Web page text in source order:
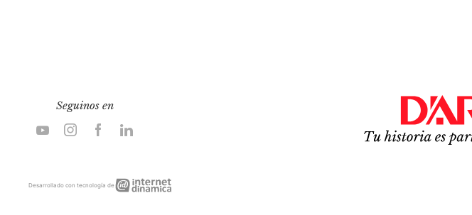
Seguinos en
Desarrollado con tecnología deInternet
Dinámica